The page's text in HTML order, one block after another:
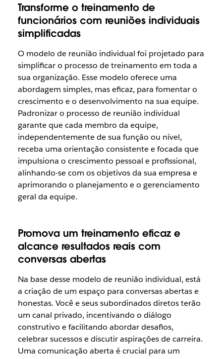
Transforme o treinamento de
funcionários com reuniões individuais
simplificadas
O modelo de reunião individual foi projetado para
simplificar o processo de treinamento em toda a
sua organização. Esse modelo oferece uma
abordagem simples, mas eficaz, para fomentar o
crescimento e o desenvolvimento na sua equipe.
Padronizar o processo de reunião individual
garante que cada membro da equipe,
independentemente de sua função ou nível,
receba uma orientação consistente e focada que
impulsiona o crescimento pessoal e profissional,
alinhando-se com os objetivos da sua empresa e
aprimorando o planejamento e o gerenciamento
geral da equipe.
Promova um treinamento eficaz e
alcance resultados reais com
conversas abertas
Na base desse modelo de reunião individual, está
a criação de um espaço para conversas abertas e
honestas. Você e seus subordinados diretos terão
um canal privado, incentivando o diálogo
construtivo e facilitando abordar desafios,
celebrar sucessos e discutir aspirações de carreira.
Uma comunicação aberta é crucial para um